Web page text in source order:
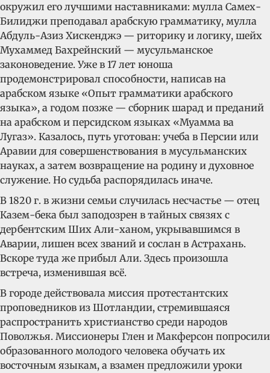
окружил его лучшими наставниками: мулла Самех-
Билиджи преподавал арабскую грамматику, мулла
Абдуль-Азиз Хискенджэ — риторику и логику, шейх
Мухаммед Бахрейнский — мусульманское
законоведение. Уже в 17 лет юноша
продемонстрировал способности, написав на
арабском языке «Опыт грамматики арабского
языка», а годом позже — сборник шарад и преданий
на арабском и персидском языках «Муамма ва
Лугаз». Казалось, путь уготован: учеба в Персии или
Аравии для совершенствования в мусульманских
науках, а затем возвращение на родину и духовное
служение. Но судьба распорядилась иначе.
В 1820 г. в жизни семьи случилась несчастье — отец
Казем-бека был заподозрен в тайных связях с
дербентским Ших Али-ханом, укрывавшимся в
Аварии, лишен всех званий и сослан в Астрахань.
Вскоре туда же прибыл Али. Здесь произошла
встреча, изменившая всё.
В городе действовала миссия протестантских
проповедников из Шотландии, стремившаяся
распространить христианство среди народов
Поволжья. Миссионеры Глен и Макферсон попросили
образованного молодого человека обучать их
восточным языкам, а взамен предложили уроки